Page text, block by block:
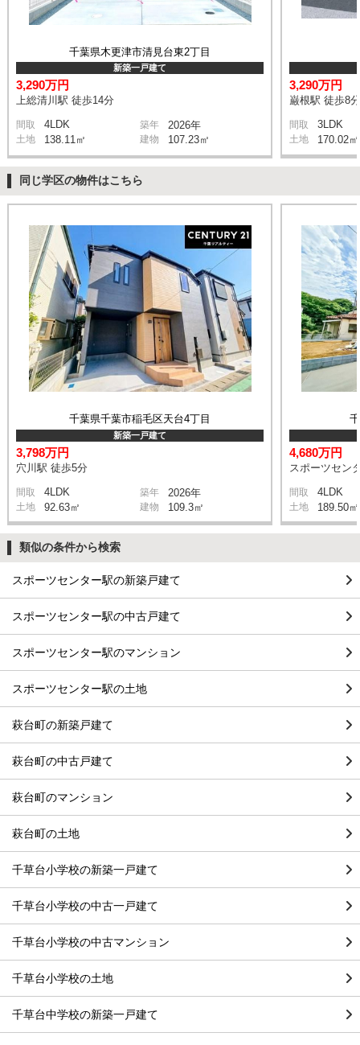
千葉県木更津市清見台東2丁目
新築一戸建て
3,290万円
上総清川駅 徒歩14分
間取 4LDK 築年 2026年
土地 138.11㎡ 建物 107.23㎡
3,290万円
巌根駅 徒歩8分
間取 3LDK
土地 170.02㎡
同じ学区の物件はこちら
千葉県千葉市稲毛区天台4丁目
新築一戸建て
3,798万円
穴川駅 徒歩5分
間取 4LDK 築年 2026年
土地 92.63㎡ 建物 109.3㎡
4,680万円
スポーツセン
間取 4LDK
土地 189.50㎡
類似の条件から検索
スポーツセンター駅の新築戸建て
スポーツセンター駅の中古戸建て
スポーツセンター駅のマンション
スポーツセンター駅の土地
萩台町の新築戸建て
萩台町の中古戸建て
萩台町のマンション
萩台町の土地
千草台小学校の新築一戸建て
千草台小学校の中古一戸建て
千草台小学校の中古マンション
千草台小学校の土地
千草台中学校の新築一戸建て